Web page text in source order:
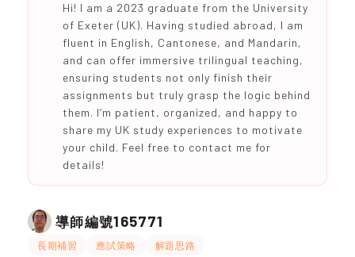
Hi! I am a 2023 graduate from the University
of Exeter (UK). Having studied abroad, I am
fluent in English, Cantonese, and Mandarin,
and can offer immersive trilingual teaching,
ensuring students not only finish their
assignments but truly grasp the logic behind
them. I’m patient, organized, and happy to
share my UK study experiences to motivate
your child. Feel free to contact me for
details!
導師編號165771
長期補習 應試策略 解題思路